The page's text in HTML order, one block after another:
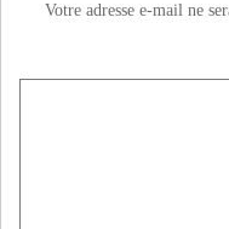
Votre adresse e-mail ne